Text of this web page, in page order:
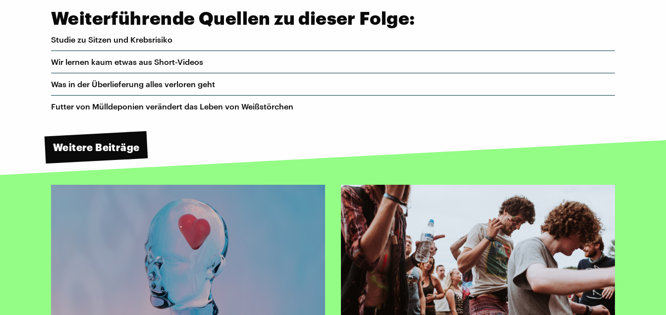
Weiterführende Quellen zu dieser Folge:
Studie zu Sitzen und Krebsrisiko
Wir lernen kaum etwas aus Short-Videos
Was in der Überlieferung alles verloren geht
Futter von Mülldeponien verändert das Leben von Weißstörchen
Weitere Beiträge